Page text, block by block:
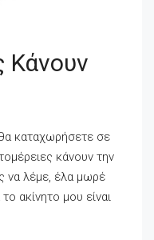
Κάνουν
καταχωρήσετε σε
κάνουν την
να λέμε, έλα μωρέ
ακίνητο μου είναι